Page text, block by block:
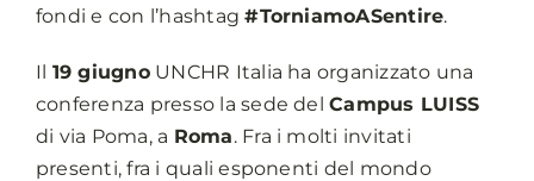
fondi e con l’hashtag#TorniamoASentire.
Il 19 giugnoUNCHR Italia ha organizzato una
conferenza presso la sede delCampus LUISS
di via Poma, a Roma. Fra i molti invitati
presenti, fra i quali esponenti del mondo